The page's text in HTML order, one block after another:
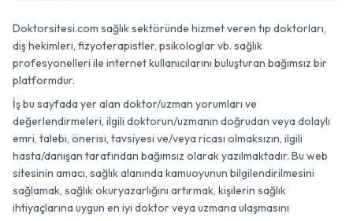
Doktorsitesi.com sağlık sektöründe hizmet veren tıp doktorları,
diş hekimleri, fizyoterapistler, psikologlar vb. sağlık
profesyonelleri ile internet kullanıcılarını buluşturan bağımsız bir
platformdur.
İş bu sayfada yer alan doktor/uzman yorumları ve
değerlendirmeleri, ilgili doktorun/uzmanın doğrudan veya dolaylı
emri, talebi, önerisi, tavsiyesi ve/veya ricası olmaksızın, ilgili
hasta/danışan tarafından bağımsız olarak yazılmaktadır. Bu web
sitesinin amacı, sağlık alanında kamuoyunun bilgilendirilmesini
sağlamak, sağlık okuryazarlığını artırmak, kişilerin sağlık
ihtiyaçlarına uygun en iyi doktor veya uzmana ulaşmasını